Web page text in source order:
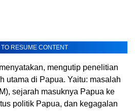
RESUME CONTENT
mengutip penelitian
utama di Papua. Yaitu: masalah
sejarah masuknya Papua ke
politik Papua, dan kegagalan